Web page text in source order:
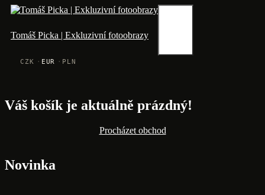
Zum
springen
Tomáš Picka | Exkluzivní fotoobrazy
CZK EUR PLN
Váš košík je aktuálně prázdný!
Procházet obchod
Novinka